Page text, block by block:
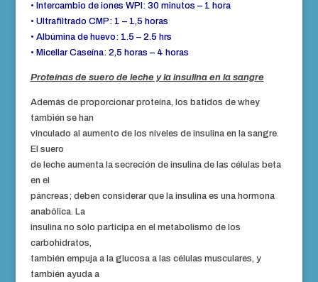
• Intercambio de iones WPI: 30 minutos – 1 hora
• Ultrafiltrado CMP: 1 – 1,5 horas
• Albúmina de huevo: 1.5 – 2.5 hrs
• Micellar Caseína: 2,5 horas – 4 horas
Proteínas de suero de leche y la insulina en la sangre
Además de proporcionar proteína, los batidos de whey
también se han
vinculado al aumento de los niveles de insulina en la sangre.
El suero
de leche aumenta la secreción de insulina de las células beta
en el
páncreas; deben considerar que la insulina es una hormona
anabólica. La
insulina no sólo participa en el metabolismo de los
carbohidratos,
también empuja a la glucosa a las células musculares, y
también ayuda a